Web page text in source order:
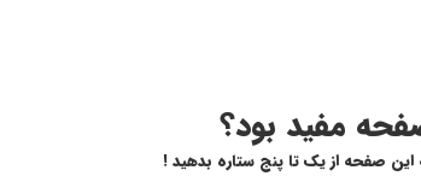
مفید بود؟
این صفحه از یک تا پنج ستاره بدهید !